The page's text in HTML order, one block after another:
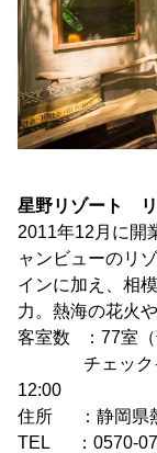
星野リゾート
2011年12月に開
ャンビューのリ
インに加え、相
力。熱海の花火
客室数 ：77室
チェックイン
住所 ：静岡県
TEL ：0570-